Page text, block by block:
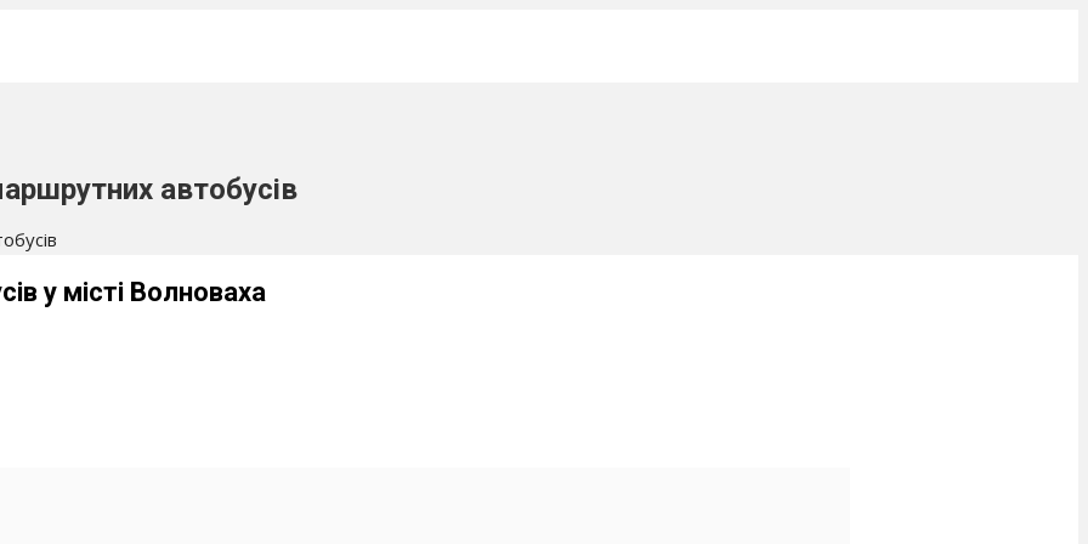
автобусів
у місті Волноваха